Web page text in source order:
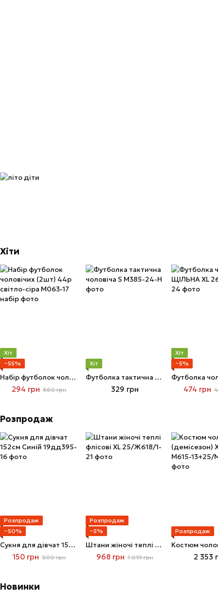
Хіти
Хіт
−55%
Набір футболок чоловічих (2шт) 44р світло-сіра
294 грн 660 грн
Хіт
Футболка тактична чоловіча S
329 грн
Хіт
−5%
474 грн
Розпродаж
Розпродаж
−50%
Сукня для дівчат 152см Синій
150 грн 300 грн
Розпродаж
−5%
Штани жіночі теплі флісові XL
968 грн 1 019 грн
Розпродаж
2 353
Новинки